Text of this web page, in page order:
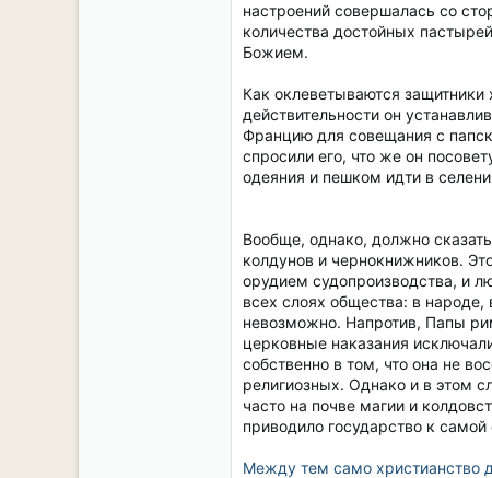
настроений совершалась со
количества достойных
Божием.
Как оклеветываются защитники
действительности он
Францию для совещания с
спросили его, что же он
одеяния и пешком идти в
Вообще, однако, должно
колдунов и чернокнижников.
орудием судопроизводства, и
всех слоях общества: в
невозможно. Напротив, Папы
церковные наказания
собственно в том, что она не
религиозных. Однако и в этом
часто на почве магии и
приводило государство к
Между тем само христианство